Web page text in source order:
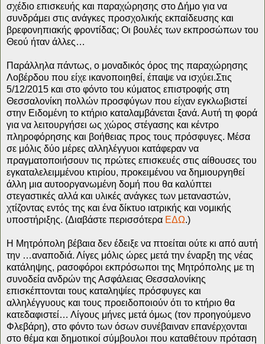
σχέδιο επισκευής και παραχώρησης στο Δήμο για να
συνδράμει στις ανάγκες προσχολικής εκπαίδευσης και
βρεφονηπιακής φροντίδας; Οι βουλές των εκπροσώπων του
Θεού ήταν άλλες…
Παράλληλα πάντως, ο μοναδικός όρος της παραχώρησης
Λοβέρδου που είχε ικανοποιηθεί, έπαψε να ισχύει.Στις
5/12/2015 και στο φόντο του κύματος επιστροφής στη
Θεσσαλονίκη πολλών προσφύγων που είχαν εγκλωβιστεί
στην Ειδομένη το κτήριο καταλαμβάνεται ξανά. Αυτή τη φορά
για να λειτουργήσει ως χώρος στέγασης και κέντρο
πληροφόρησης και βοήθειας προς τους πρόσφυγες. Μέσα
σε μόλις δύο μέρες αλληλέγγυοι κατάφεραν να
πραγματοποιήσουν τις πρώτες επισκευές στις αίθουσες του
εγκαταλελειμμένου κτιρίου, προκειμένου να δημιουργηθεί
άλλη μια αυτοοργανωμένη δομή που θα καλύπτει
στεγαστικές αλλά και υλικές ανάγκες των μεταναστών,
χτίζοντας εντός της και ένα δίκτυο ιατρικής και νομικής
υποστήριξης. (Διαβάστε περισσότερα ΕΔΩ.)
Η Μητρόπολη βέβαια δεν έδειξε να πτοείται ούτε κι από αυτή
την …αναποδιά. Λίγες μόλις ώρες μετά την έναρξη της νέας
κατάληψης, ρασοφόροι εκπρόσωποι της Μητρόπολης με τη
συνοδεία ανδρών της Ασφάλειας Θεσσαλονίκης
επισκέπτονται τους καταληψίες πρόσφυγες και
αλληλέγγυους και τους προειδοποιούν ότι το κτήριο θα
κατεδαφιστεί… Λίγους μήνες μετά όμως (τον προηγούμενο
Φλεβάρη), στο φόντο των όσων συνέβαιναν επανέρχονται
στο θέμα και δημοτικοί σύμβουλοι που καταθέτουν πρόταση